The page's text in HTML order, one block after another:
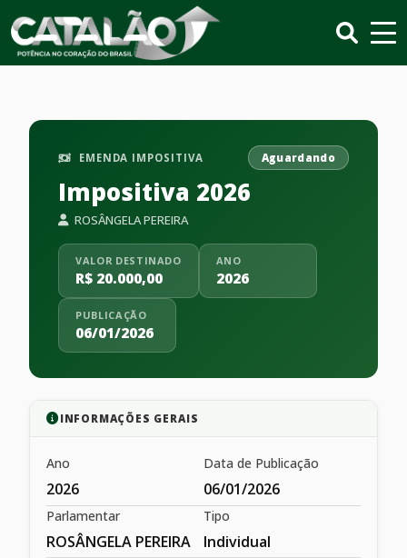
EMENDA IMPOSITIVA Aguardando
Impositiva 2026
ROSÂNGELA PEREIRA
VALOR DESTINADO
R$ 20.000,00
ANO
2026
PUBLICAÇÃO
06/01/2026
INFORMAÇÕES GERAIS
Ano
2026
Data de Publicação
06/01/2026
Parlamentar
ROSÂNGELA PEREIRA
Tipo
Individual